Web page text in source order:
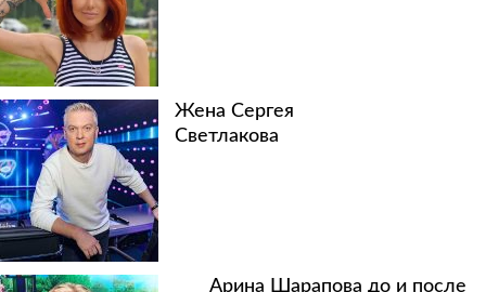
Жена Сергея
Светлакова
Арина Шарапова до и после